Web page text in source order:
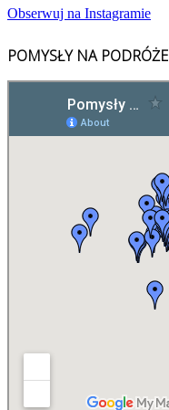
Obserwuj na Instagramie
POMYSŁY NA PODRÓŻE